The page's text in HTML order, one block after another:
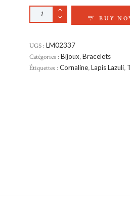
QUANTITÉ DE
BUY
UGS : LM02337
Catégories : Bijoux,Bracelets
Étiquettes : Cornaline,Lapis Lazuli,